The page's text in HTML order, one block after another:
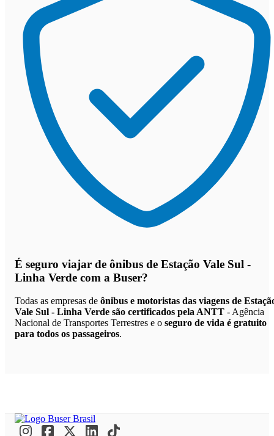
É seguro viajar de ônibus de Estação Vale Sul -
Linha Verde com a Buser?
Todas as empresas de ônibus e motoristas das viagens de
Vale Sul - Linha Verde são certificados pela ANTT - Agência
Nacional de Transportes Terrestres e o seguro de vida é gratuito
para todos os passageiros.